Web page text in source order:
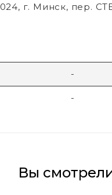
г. Минск, пер.
-
-
Вы